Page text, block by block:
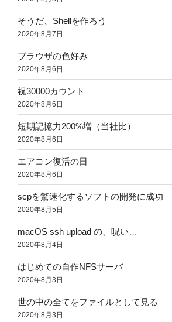
そうだ、Shellを作ろう
2020年8月7日
ブラウザの色好み
2020年8月6日
祝30000カウント
2020年8月6日
短期記憶力200%増（当社比）
2020年8月6日
エアコン復活の日
2020年8月6日
scpを驚速化するソフトの開発に成功
2020年8月5日
macOS ssh upload の、呪い…
2020年8月4日
はじめての自作NFSサーバ
2020年8月3日
世の中の全てをファイルとして見る
2020年8月3日